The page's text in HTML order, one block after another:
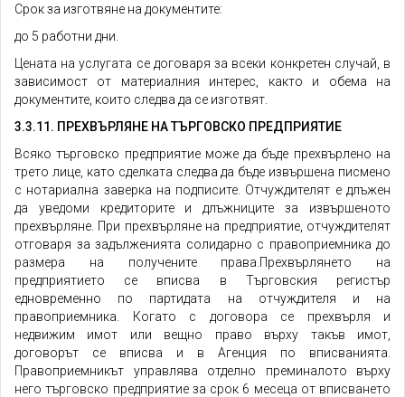
Срок за изготвяне на документите:
до 5 работни дни.
Цената на услугата се договаря за всеки конкретен случай, в
зависимост от материалния интерес, както и обема на
документите, които следва да се изготвят.
3.3.11. ПРЕХВЪРЛЯНЕ НА ТЪРГОВСКО ПРЕДПРИЯТИЕ
Всяко търговско предприятие може да бъде прехвърлено на
трето лице, като сделката следва да бъде извършена писмено
с нотариална заверка на подписите. Отчуждителят е длъжен
да уведоми кредиторите и длъжниците за извършеното
прехвърляне. При прехвърляне на предприятие, отчуждителят
отговаря за задълженията солидарно с правоприемника до
размера на получените права.Прехвърлянето на
предприятието се вписва в Търговския регистър
едновременно по партидата на отчуждителя и на
правоприемника. Когато с договора се прехвърля и
недвижим имот или вещно право върху такъв имот,
договорът се вписва и в Агенция по вписванията.
Правоприемникът управлява отделно преминалото върху
него търговско предприятие за срок 6 месеца от вписването